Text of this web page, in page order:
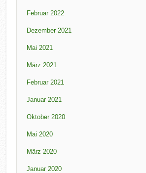
Februar 2022
Dezember 2021
Mai 2021
März 2021
Februar 2021
Januar 2021
Oktober 2020
Mai 2020
März 2020
Januar 2020